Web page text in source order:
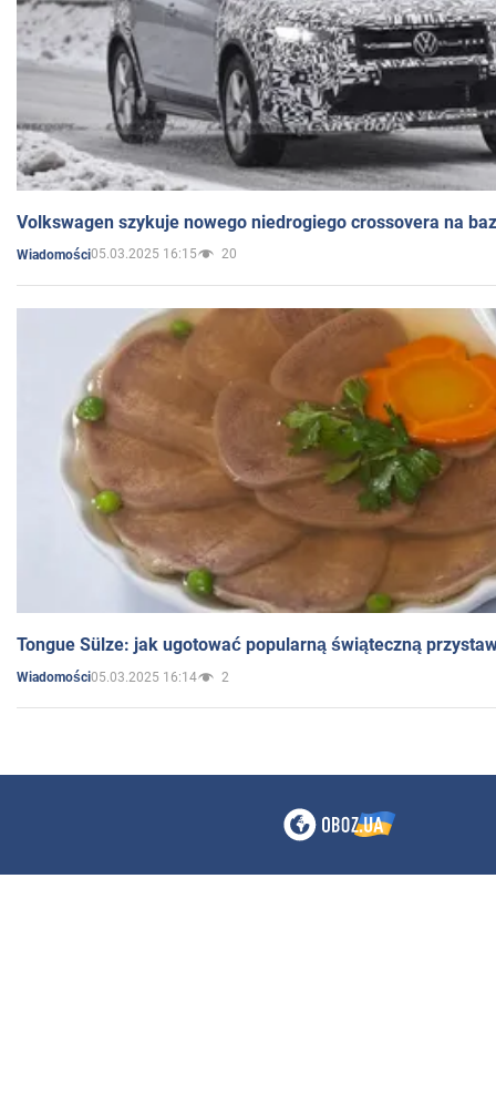
Volkswagen szykuje nowego niedrogiego crossovera na
Wiadomości05.03.2025 16:15 20
Tongue Sülze: jak ugotować popularną świąteczną
Wiadomości05.03.2025 16:14 2